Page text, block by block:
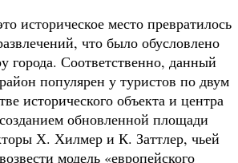
историческое место превратилось
что было обусловлено
города. Соответственно, данный
популярен у туристов по двум
исторического объекта и центра
обновленной площади
Х. Хилмер и К. Заттлер, чьей
модель «европейского